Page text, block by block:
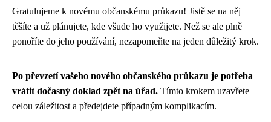
Gratulujeme k novému občanskému průkazu! Jistě se na něj
těšíte a už plánujete, kde všude ho využijete. Než se ale plně
ponoříte do jeho používání, nezapomeňte na jeden důležitý krok.
Po převzetí vašeho nového občanského průkazu je potřeba
vrátit dočasný doklad zpět na úřad. Tímto krokem uzavřete
celou záležitost a předejdete případným komplikacím.